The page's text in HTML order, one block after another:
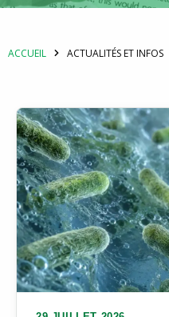
ACCUEIL ACTUALITÉS ET INFOS